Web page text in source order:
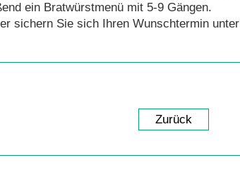
ein Bratwürstmenü mit 5-9 Gängen.
sichern Sie sich Ihren Wunschtermin unter
Zurück